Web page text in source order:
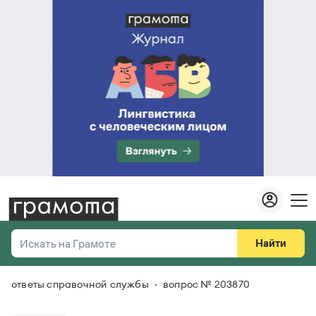
Искать на Грамоте
Справочная служба
Найти
Везде
ответы справочной службы вопрос № 203870